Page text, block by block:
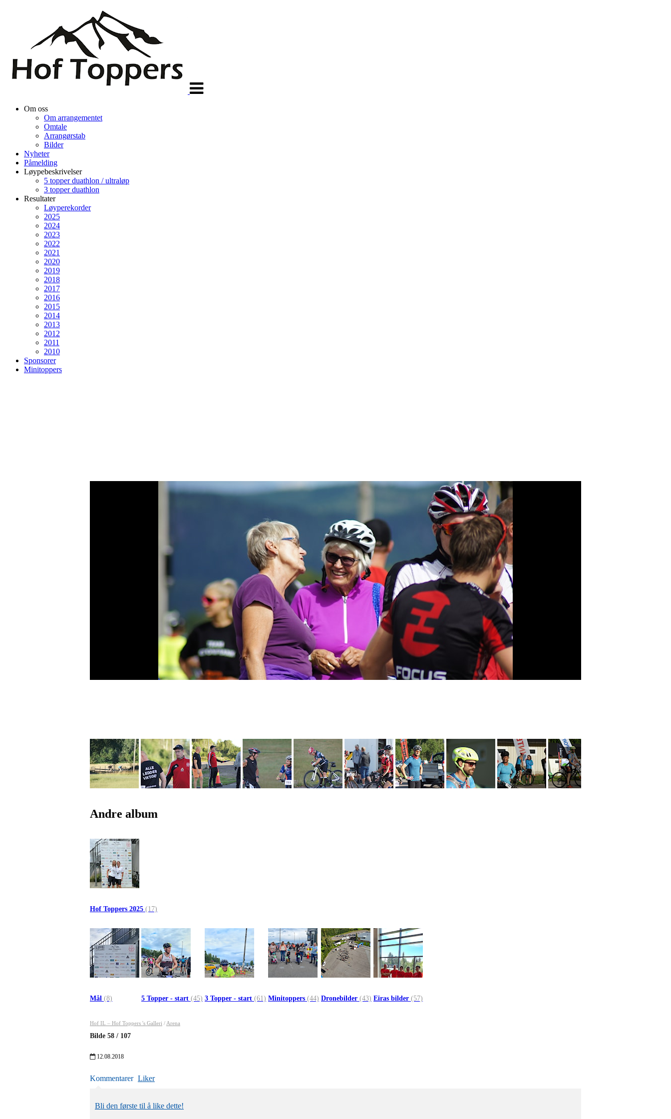
Om oss
Om arrangementet
Omtale
Arrangørstab
Bilder
Nyheter
Påmelding
Løypebeskrivelser
5 topper duathlon / ultraløp
3 topper duathlon
Resultater
Løyperekorder
2025
2024
2023
2022
2021
2020
2019
2018
2017
2016
2015
2014
2013
2012
2011
2010
Sponsorer
Minitoppers
Andre album
Hof Toppers 2025 (17)
Mål (8) 5 Topper - start (45) 3 Topper - start (61) Minitoppers (44) Dronebilder (43) Eiras bilder (57)
Hof IL – Hof Toppers 's Galleri / Arena
Bilde 58 / 107
12.08.2018
Kommentarer Liker
Bli den første til å like dette!